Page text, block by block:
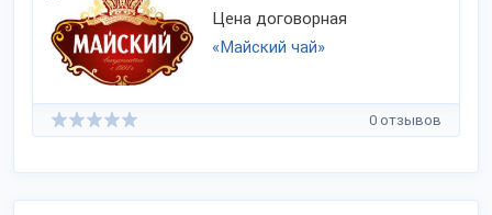
Цена договорная
«Майский чай»
0 отзывов